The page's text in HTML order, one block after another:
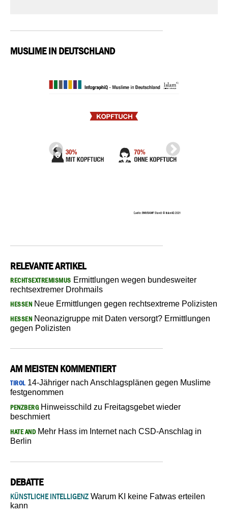
MUSLIME IN DEUTSCHLAND
RELEVANTE ARTIKEL
RECHTSEXTREMISMUS Ermittlungen wegen bundesweiter
rechtsextremer Drohmails
HESSEN Neue Ermittlungen gegen rechtsextreme Polizisten
HESSEN Neonazigruppe mit Daten versorgt? Ermittlungen
gegen Polizisten
AM MEISTEN KOMMENTIERT
TIROL14-Jähriger nach Anschlagsplänen gegen Muslime
festgenommen
PENZBERGHinweisschild zu Freitagsgebet wieder
beschmiert
HATE ANDMehr Hass im Internet nach CSD-Anschlag in
Berlin
DEBATTE
KÜNSTLICHE INTELLIGENZ Warum KI keine Fatwas erteilen
kann